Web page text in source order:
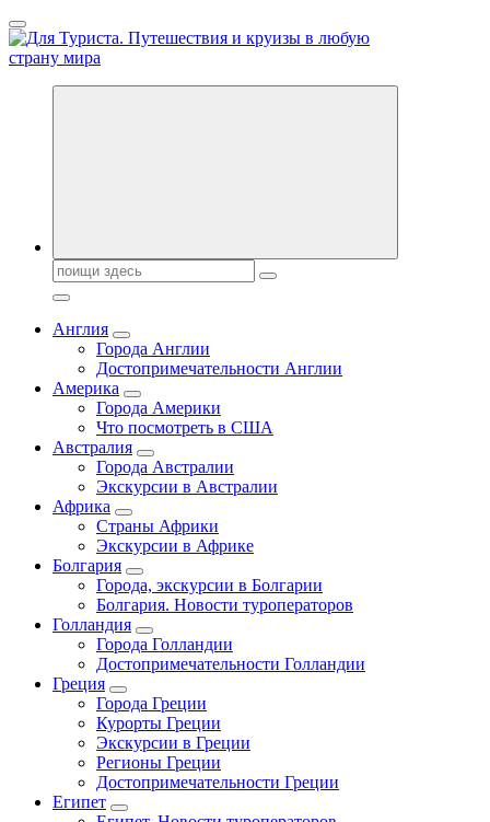
Перейти
к
содержанию
Новости туризма, куда поехать на отдых, где провести отпуск.
Поиск:
Англия
Города Англии
Достопримечательности Англии
Америка
Города Америки
Что посмотреть в США
Австралия
Города Австралии
Экскурсии в Австралии
Африка
Страны Африки
Экскурсии в Африке
Болгария
Города, экскурсии в Болгарии
Болгария. Новости туроператоров
Голландия
Города Голландии
Достопримечательности Голландии
Греция
Города Греции
Курорты Греции
Экскурсии в Греции
Регионы Греции
Достопримечательности Греции
Египет